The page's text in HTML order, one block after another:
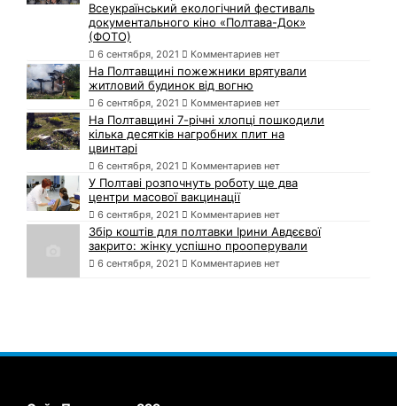
Всеукраїнський екологічний фестиваль
документального кіно «Полтава-Док»
(ФОТО)
6 сентября, 2021 Комментариев нет
На Полтавщині пожежники врятували
житловий будинок від вогню
6 сентября, 2021 Комментариев нет
На Полтавщині 7-річні хлопці пошкодили
кілька десятків нагробних плит на
цвинтарі
6 сентября, 2021 Комментариев нет
У Полтаві розпочнуть роботу ще два
центри масової вакцинації
6 сентября, 2021 Комментариев нет
Збір коштів для полтавки Ірини Авдєєвої
закрито: жінку успішно прооперували
6 сентября, 2021 Комментариев нет